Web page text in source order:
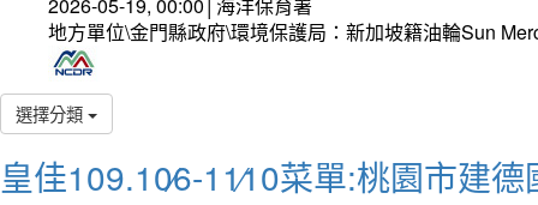
地方單位\金門縣政府\環境保護局：新加坡籍油輪Sun
選擇分類
皇佳109.10∕6-11∕10菜單:桃園市建